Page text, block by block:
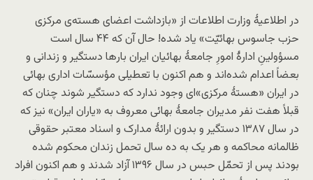
در اطلاعیۀ وزارت اطلاعات از «بازداشت اعضای هسته‌ی مرکزی
حزب جاسوس بهائیّت» یاد شده! حال آن که ۴۴ سال است
مسؤولینِ ادارۀ امورِ جامعۀ بهائیان ایران بارها دستگیر و زندانی و
بعضاً اعدام شده‌اند و هم اکنون با تعطیلی مؤسسّات اداری بهائی
در ایران «هستۀ مرکزی»‌ای وجود ندارد که دستگیر شوند چنان که
قبلاً هفت نفر مدیران جامعۀ بهائی معروف به «یاران ایران» نیز که
در سال ۱۳۸۷ دستگیر و بدون ارائۀ مدارک و اسناد معتبر حقوقی
ظالمانه محاکمه و هر یک به ده سال تحمل زندان محکوم شده
بودند پس از تحمّل حبس در سال ۱۳۹۶ آزاد شدند و هم اکنون افراد